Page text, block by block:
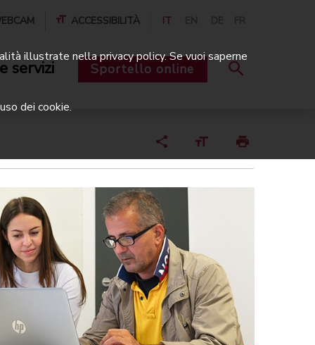
ACCESSIBILITÀ IT
servizi Sportello online
illustrate nella privacy policy. Se vuoi saperne
dei cookie.